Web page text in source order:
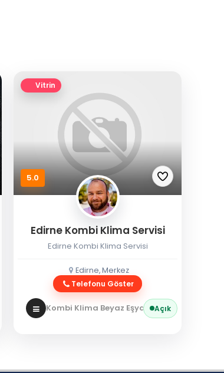
Vitrin
5.0
Edirne Kombi Klima Servisi
Edirne Kombi Klima Servisi
Edirne, Merkez
Telefonu Göster
Kombi Klima Beyaz Eşya Kombi Servisi
Açık